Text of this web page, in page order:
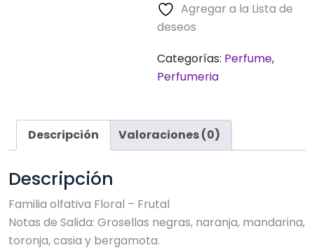
Agregar a la Lista de
deseos
Categorías: Perfume,
Perfumeria
Descripción Valoraciones (0)
Descripción
Familia olfativa Floral – Frutal
Notas de Salida: Grosellas negras, naranja, mandarina,
toronja, casia y bergamota.